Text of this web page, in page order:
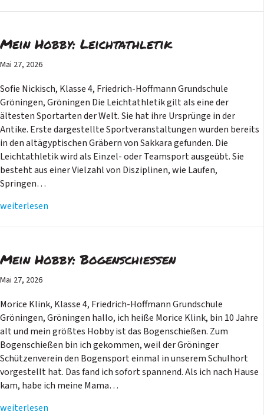
Mein Hobby: Leichtathletik
Mai 27, 2026
Sofie Nickisch, Klasse 4, Friedrich-Hoffmann Grundschule
Gröningen, Gröningen Die Leichtathletik gilt als eine der
ältesten Sportarten der Welt. Sie hat ihre Ursprünge in der
Antike. Erste dargestellte Sportveranstaltungen wurden bereits
in den altägyptischen Gräbern von Sakkara gefunden. Die
Leichtathletik wird als Einzel- oder Teamsport ausgeübt. Sie
besteht aus einer Vielzahl von Disziplinen, wie Laufen,
Springen…
weiterlesen
Mein Hobby: Bogenschießen
Mai 27, 2026
Morice Klink, Klasse 4, Friedrich-Hoffmann Grundschule
Gröningen, Gröningen hallo, ich heiße Morice Klink, bin 10 Jahre
alt und mein größtes Hobby ist das Bogenschießen. Zum
Bogenschießen bin ich gekommen, weil der Gröninger
Schützenverein den Bogensport einmal in unserem Schulhort
vorgestellt hat. Das fand ich sofort spannend. Als ich nach Hause
kam, habe ich meine Mama…
weiterlesen